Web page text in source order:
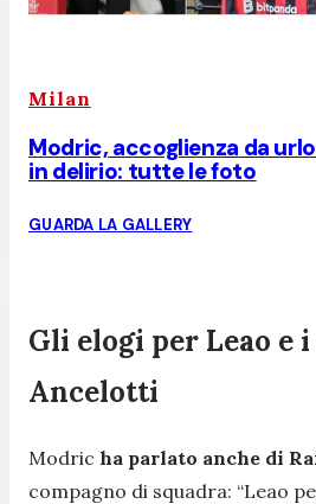
Milan
Modric, accoglienza da
in delirio: tutte le foto
GUARDA LA GALLERY
Gli elogi per Leao e
Ancelotti
Modric ha parlato anche di
compagno di squadra: “Leao